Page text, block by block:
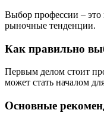
Выбор профессии – это
рыночные тенденции.
Как правильно
Первым делом стоит
может стать началом
Основные